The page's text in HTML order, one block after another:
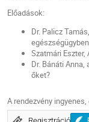
Előadások:
Dr. Palicz
egészségügyben
Szatmári
Dr. Bánáti
őket?
A rendezvény